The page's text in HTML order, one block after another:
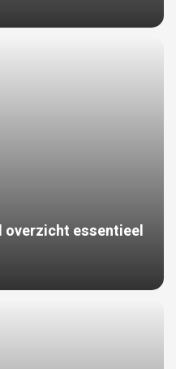
overzicht essentieel